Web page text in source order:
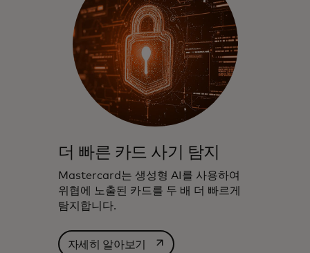
더 빠른 카드 사기 탐지
Mastercard는 생성형 AI를 사용하여
위협에 노출된 카드를 두 배 더 빠르게
탐지합니다.
자세히 알아보기 새 탭에서 열림